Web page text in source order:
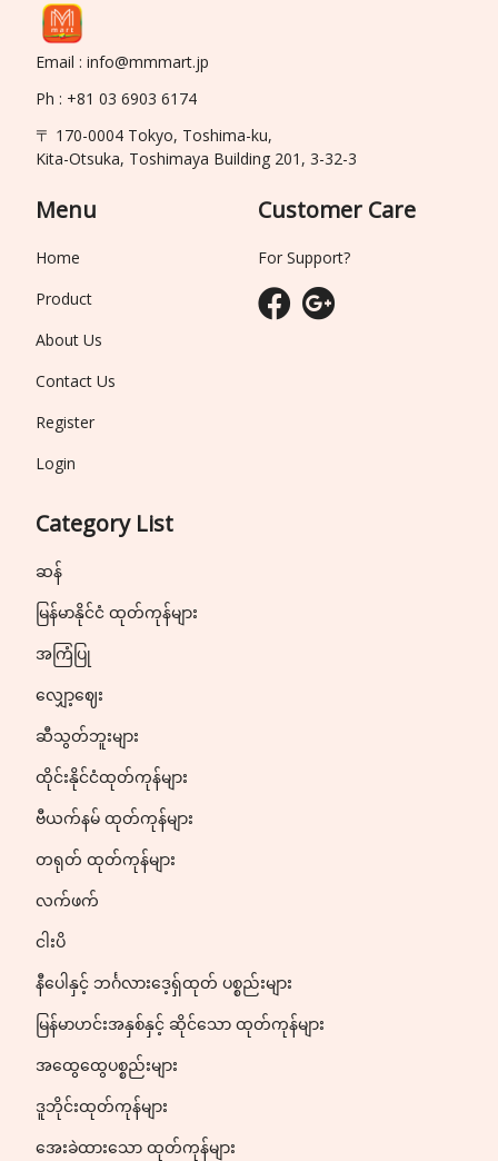
Email : info@mmmart.jp
Ph : +81 03 6903 6174
〒 170-0004 Tokyo, Toshima-ku,
Kita-Otsuka, Toshimaya Building 201, 3-32-3
Menu
Home
Product
About Us
Contact Us
Register
Login
Category List
ဆန်
မြန်မာနိုင်ငံ ထုတ်ကုန်များ
အကြံပြု
လျှော့ဈေး
ဆီသွတ်ဘူးများ
ထိုင်းနိုင်ငံထုတ်ကုန်များ
ဗီယက်နမ် ထုတ်ကုန်များ
တရုတ် ထုတ်ကုန်များ
လက်ဖက်
ငါးပိ
နီပေါနှင့် ဘင်္ဂလားဒေ့ရှ်ထုတ် ပစ္စည်းများ
မြန်မာဟင်းအနှစ်နှင့် ဆိုင်သော ထုတ်ကုန်များ
အထွေထွေပစ္စည်းများ
ဒူဘိုင်းထုတ်ကုန်များ
အေးခဲထားသော ထုတ်ကုန်များ
Customer Care
For Support?